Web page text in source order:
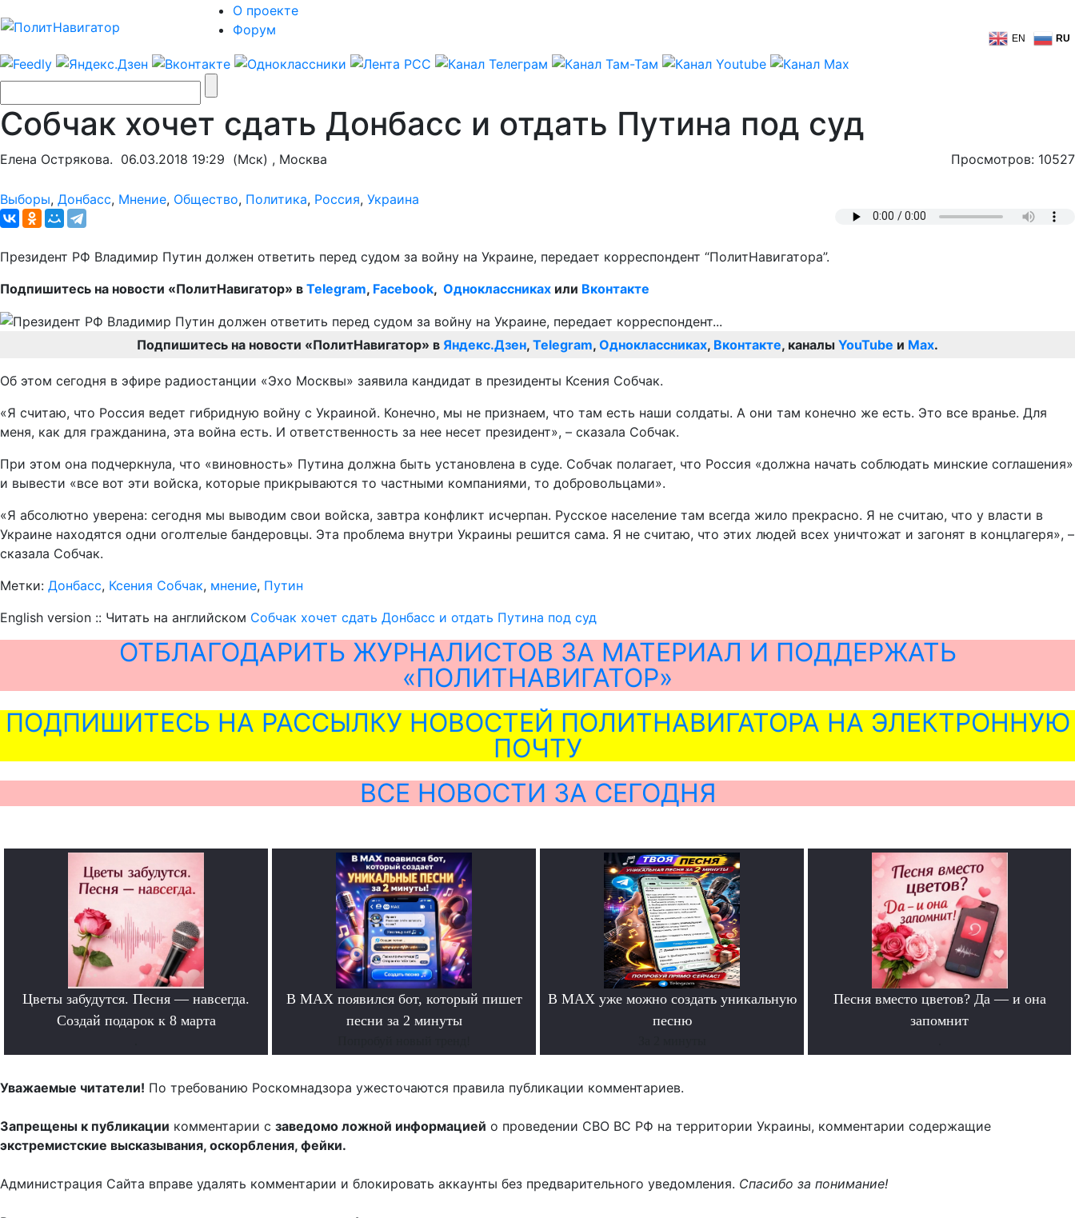
О проекте
Форум
EN RU
Собчак хочет сдать Донбасс и отдать Путина под суд
Елена Острякова. 06.03.2018 19:29 (Мск) , Москва Просмотров: 10527
Выборы, Донбасс, Мнение, Общество, Политика, Россия, Украина
Президент РФ Владимир Путин должен ответить перед судом за войну на Украине, передает корреспондент “ПолитНавигатора”.
Подпишитесь на новости «ПолитНавигатор» в Telegram, Facebook, Одноклассниках или Вконтакте
Подпишитесь на новости «ПолитНавигатор» в Яндекс.Дзен, Telegram, Одноклассниках, Вконтакте, каналы YouTube и Max.
Об этом сегодня в эфире радиостанции «Эхо Москвы» заявила кандидат в президенты Ксения Собчак.
«Я считаю, что Россия ведет гибридную войну с Украиной. Конечно, мы не признаем, что там есть наши солдаты. А они там конечно же есть. Это все вранье. Для
меня, как для гражданина, эта война есть. И ответственность за нее несет президент», – сказала Собчак.
При этом она подчеркнула, что «виновность» Путина должна быть установлена в суде. Собчак полагает, что Россия «должна начать соблюдать минские соглашения»
и вывести «все вот эти войска, которые прикрываются то частными компаниями, то добровольцами».
«Я абсолютно уверена: сегодня мы выводим свои войска, завтра конфликт исчерпан. Русское население там всегда жило прекрасно. Я не считаю, что у власти в
Украине находятся одни оголтелые бандеровцы. Эта проблема внутри Украины решится сама. Я не считаю, что этих людей всех уничтожат и загонят в концлагеря», –
сказала Собчак.
Метки: Донбасс, Ксения Собчак, мнение, Путин
English version :: Читать на английском Собчак хочет сдать Донбасс и отдать Путина под суд
ОТБЛАГОДАРИТЬ ЖУРНАЛИСТОВ ЗА МАТЕРИАЛ И ПОДДЕРЖАТЬ
«ПОЛИТНАВИГАТОР»
ПОДПИШИТЕСЬ НА РАССЫЛКУ НОВОСТЕЙ ПОЛИТНАВИГАТОРА НА ЭЛЕКТРОННУЮ
ПОЧТУ
ВСЕ НОВОСТИ ЗА СЕГОДНЯ
Цветы забудутся. Песня — навсегда.
Создай подарок к 8 марта
В MAX появился бот, который пишет
песни за 2 минуты
В MAX уже можно создать уникальную
песню
Песня вместо цветов? Да — и она
запомнит
Уважаемые читатели! По требованию Роскомнадзора ужесточаются правила публикации комментариев.
Запрещены к публикации комментарии с заведомо ложной информацией о проведении СВО ВС РФ на территории Украины, комментарии содержащие
экстремистские высказывания, оскорбления, фейки.
Администрация Сайта вправе удалять комментарии и блокировать аккаунты без предварительного уведомления. Спасибо за понимание!